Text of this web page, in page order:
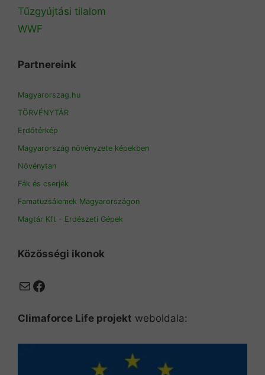
Tűzgyújtási tilalom
WWF
Partnereink
Magyarorszag.hu
TÖRVÉNYTÁR
Erdőtérkép
Magyarország növényzete képekben
Növénytan
Fák és cserjék
Famatuzsálemek Magyarországon
Magtár Kft - Erdészeti Gépek
Közösségi ikonok
MailFacebook
Climaforce Life projekt weboldala: